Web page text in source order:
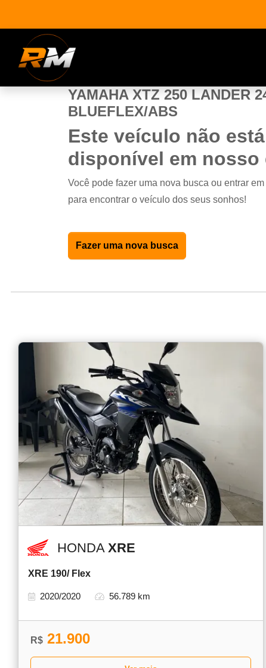
YAMAHA XTZ 250 LANDER
BLUEFLEX/ABS
Este veículo não
disponível em nosso
Você pode fazer uma nova busca ou entrar
para encontrar o veículo dos seus sonhos!
Fazer uma nova busca
HONDA XRE
XRE 190/ Flex
2020/2020 56.789 km
R$ 21.900